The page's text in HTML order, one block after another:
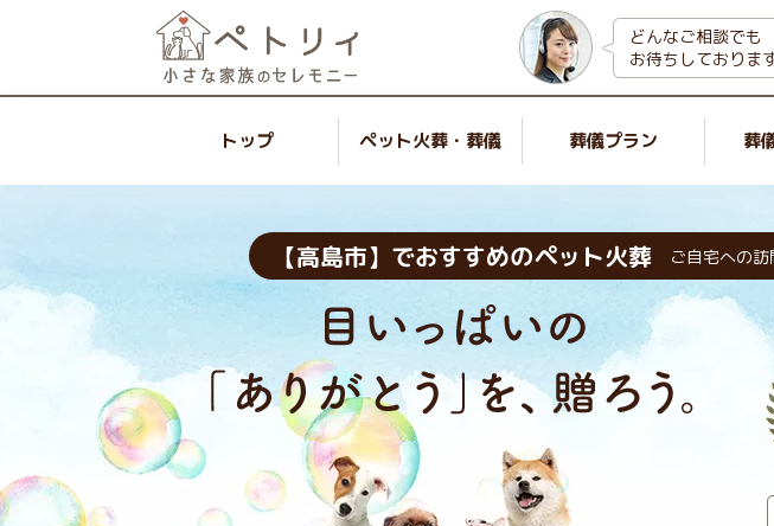
どんなご相談でも
お待ちしております
トップ ペット火葬・葬儀 葬儀プラン 葬
【高島市】でおすすめのペット火葬 ご自宅への